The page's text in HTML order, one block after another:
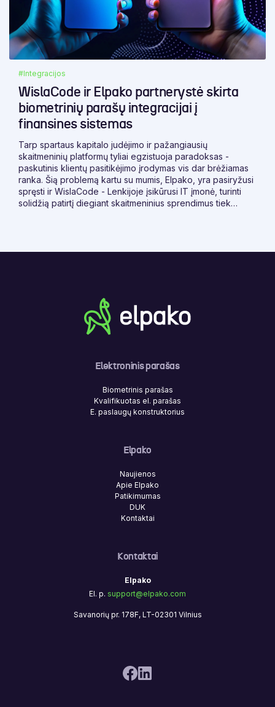
#Integracijos
WislaCode ir Elpako partnerystė skirta
biometrinių parašų integracijai į
finansines sistemas
Tarp spartaus kapitalo judėjimo ir pažangiausių
skaitmeninių platformų tyliai egzistuoja paradoksas -
paskutinis klientų pasitikėjimo įrodymas vis dar brėžiamas
ranka. Šią problemą kartu su mumis, Elpako, yra pasiryžusi
spręsti ir WislaCode - Lenkijoje įsikūrusi IT įmonė, turinti
solidžią patirtį diegiant skaitmeninius sprendimus tiek
Elektroninis parašas
Biometrinis parašas
Kvalifikuotas el. parašas
E. paslaugų konstruktorius
Elpako
Naujienos
Apie Elpako
Patikimumas
DUK
Kontaktai
Kontaktai
Elpako
El. p. support@elpako.com
Savanorių pr. 178F, LT-02301 Vilnius